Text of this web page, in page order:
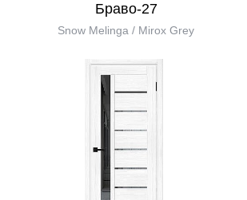
Браво-27
Snow Melinga / Mirox Grey